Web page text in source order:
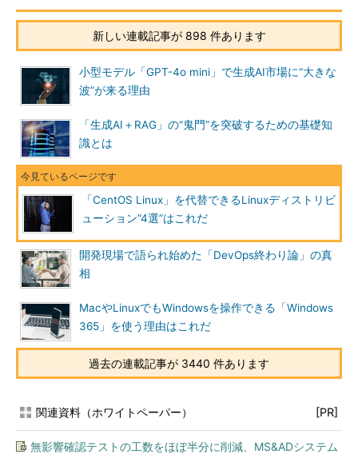
新しい連載記事が 898 件あります
小型モデル「GPT-4o mini」で生成AI市場に“大きな
波”が来る理由
「生成AI＋RAG」の“鬼門”を突破するための基礎知
識とは
「CentOS Linux」を代替できるLinuxディストリビ
ューション“4選”はこれだ
開発現場で語られ始めた「DevOps終わり論」の真
相
MacやLinuxでもWindowsを操作できる「Windows
365」を使う理由はこれだ
過去の連載記事が 3440 件あります
関連資料（ホワイトペーパー） [PR]
無影響確認テストの工数をほぼ半分に削減、MS&ADシステム